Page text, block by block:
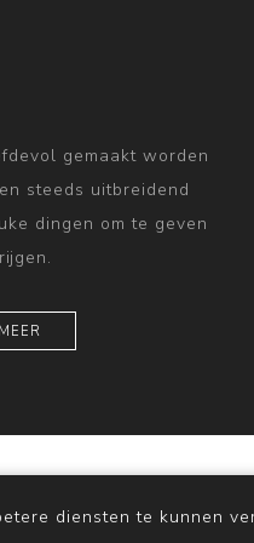
gemaakt worden
steeds uitbreidend
dingen om te geven
diensten te kunnen